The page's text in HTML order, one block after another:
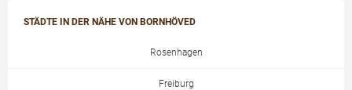
STÄDTE IN DER NÄHE VON BORNHÖVED
Rosenhagen
Freiburg